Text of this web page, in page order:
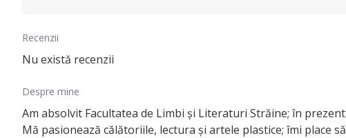
Recenzii
Nu există recenzii
Despre mine
Am absolvit Facultatea de Limbi și Literaturi Străine; în
Mă pasionează călătoriile, lectura și artele plastice; îmi place